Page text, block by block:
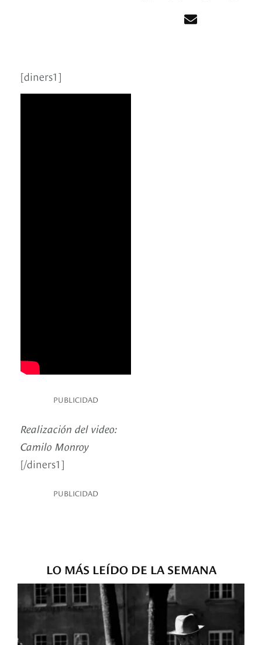
[diners1]
PUBLICIDAD
Realización del video:
Camilo Monroy
[/diners1]
PUBLICIDAD
LO MÁS LEÍDO DE LA SEMANA